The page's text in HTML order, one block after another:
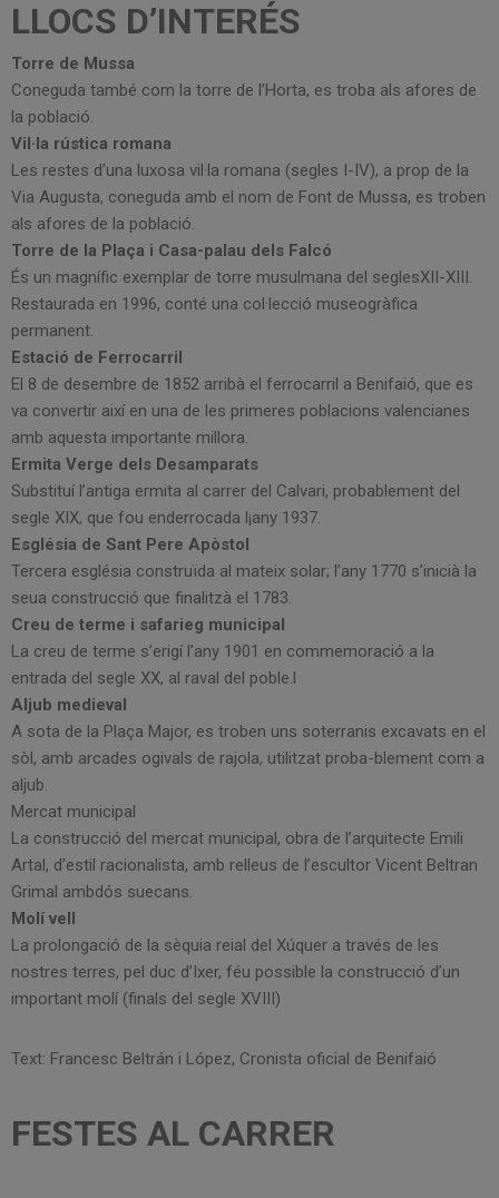
LLOCS D’INTERÉS
Torre de Mussa
Coneguda també com la torre de l’Horta, es troba als afores de
la població.
Vil·la rústica romana
Les restes d’una luxosa vil·la romana (segles I-IV), a prop de la
Via Augusta, coneguda amb el nom de Font de Mussa, es troben
als afores de la població.
Torre de la Plaça i Casa-palau dels Falcó
És un magnífic exemplar de torre musulmana del seglesXII-XIII.
Restaurada en 1996, conté una col·lecció museogràfica
permanent.
Estació de Ferrocarril
El 8 de desembre de 1852 arribà el ferrocarril a Benifaió, que es
va convertir així en una de les primeres poblacions valencianes
amb aquesta importante millora.
Ermita Verge dels Desamparats
Substituí l’antiga ermita al carrer del Calvari, probablement del
segle XIX, que fou enderrocada l¡any 1937.
Església de Sant Pere Apòstol
Tercera església construïda al mateix solar; l’any 1770 s’inicià la
seua construcció que finalitzà el 1783.
Creu de terme i safarieg municipal
La creu de terme s’erigí l’any 1901 en commemoració a la
entrada del segle XX, al raval del poble.l
Aljub medieval
A sota de la Plaça Major, es troben uns soterranis excavats en el
sòl, amb arcades ogivals de rajola, utilitzat proba-blement com a
aljub.
Mercat municipal
La construcció del mercat municipal, obra de l’arquitecte Emili
Artal, d’estil racionalista, amb relleus de l’escultor Vicent Beltran
Grimal ambdós suecans.
Molí vell
La prolongació de la sèquia reial del Xúquer a través de les
nostres terres, pel duc d’Ixer, féu possible la construcció d’un
important molí (finals del segle XVIII)
Text: Francesc Beltrán i López, Cronista oficial de Benifaió
FESTES AL CARRER